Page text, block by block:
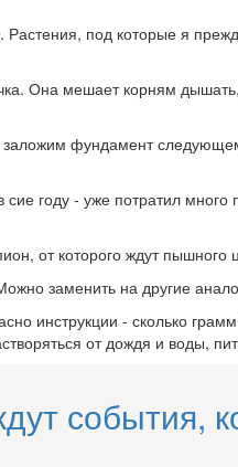
под которые я
Она мешает корням
заложим фундамент
сие году - уже потратил
от которого ждут
заменить на другие
инструкции - сколько
от дождя и воды,
события,